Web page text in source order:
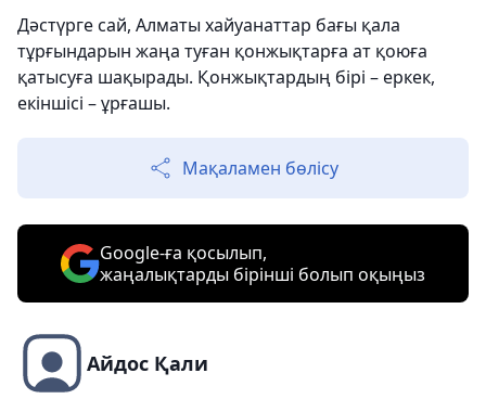
Дәстүрге сай, Алматы хайуанаттар бағы қала
тұрғындарын жаңа туған қонжықтарға ат қоюға
қатысуға шақырады. Қонжықтардың бірі – еркек,
екіншісі – ұрғашы.
Мақаламен бөлісу
Google-ға қосылып,
жаңалықтарды бірінші болып оқыңыз
Айдос Қали